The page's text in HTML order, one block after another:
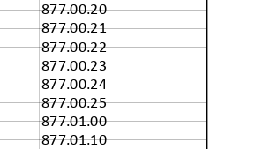
877.00.20
877.00.21
877.00.22
877.00.23
877.00.24
877.00.25
877.01.00
877.01.10